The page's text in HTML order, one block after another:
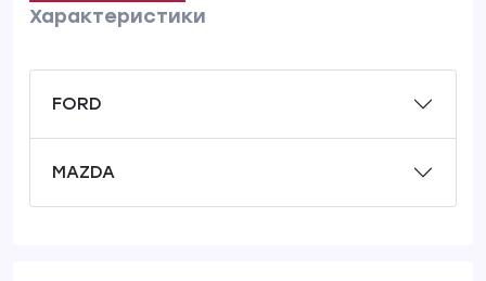
Характеристики
FORD
MAZDA